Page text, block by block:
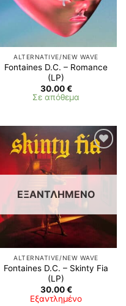
ALTERNATIVE/NEW WAVE
Fontaines D.C. – Romance
(LP)
30.00€
Σε απόθεμα
Προσθήκη
στη λίστα
επιθυμιών
ΕΞΑΝΤΛΗΜΈΝΟ
ALTERNATIVE/NEW WAVE
Fontaines D.C. – Skinty Fia
(LP)
30.00€
Εξαντλημένο